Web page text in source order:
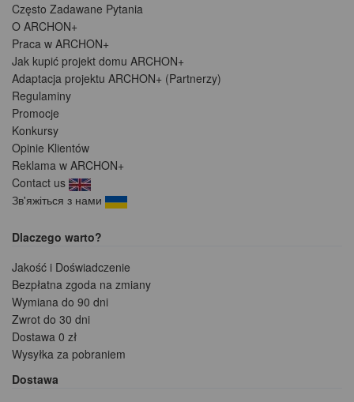
Często Zadawane Pytania
O ARCHON+
Praca w ARCHON+
Jak kupić projekt domu ARCHON+
Adaptacja projektu ARCHON+ (Partnerzy)
Regulaminy
Promocje
Konkursy
Opinie Klientów
Reklama w ARCHON+
Contact us
Зв'яжіться з нами
Dlaczego warto?
Jakość i Doświadczenie
Bezpłatna zgoda na zmiany
Wymiana do 90 dni
Zwrot do 30 dni
Dostawa 0 zł
Wysyłka za pobraniem
Dostawa